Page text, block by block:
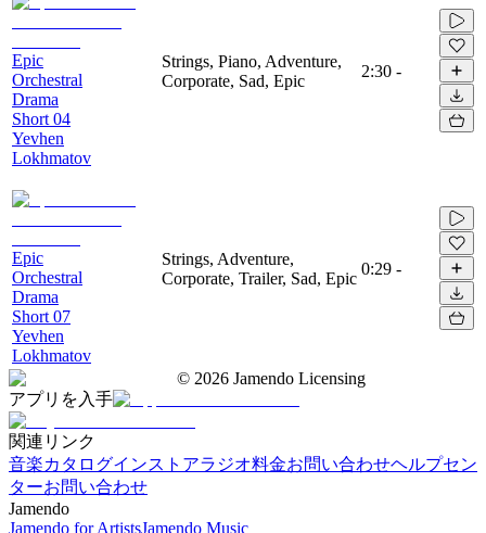
Epic
Orchestral
Drama
Short 04
Yevhen
Lokhmatov
Strings, Piano, Adventure,
Corporate, Sad, Epic
2:30 -
Epic
Orchestral
Drama
Short 07
Yevhen
Lokhmatov
Strings, Adventure,
Corporate, Trailer, Sad, Epic
0:29 -
© 2026 Jamendo Licensing
アプリを入手
関連リンク
音楽カタログインストアラジオ料金お問い合わせヘルプセン
ターお問い合わせ
Jamendo
Jamendo for ArtistsJamendo Music